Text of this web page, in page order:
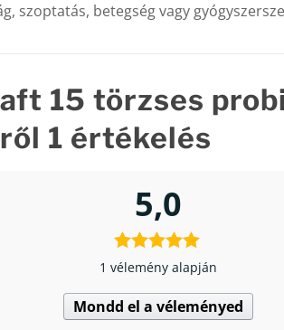
szoptatás, betegség vagy
15 törzses
1 értékelés
5,0
1 vélemény alapján
Mondd el a véleményed